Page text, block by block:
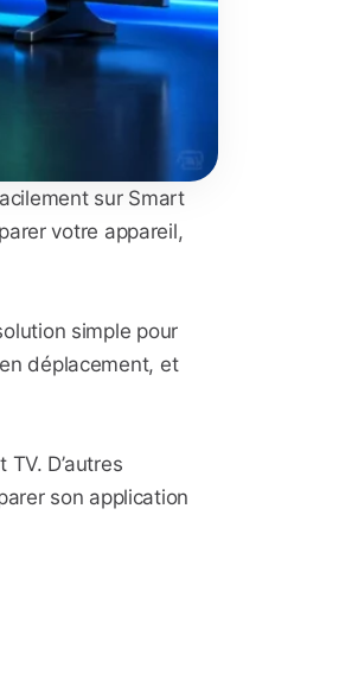
sur Smart
votre appareil,
simple pour
déplacement, et
D’autres
son application